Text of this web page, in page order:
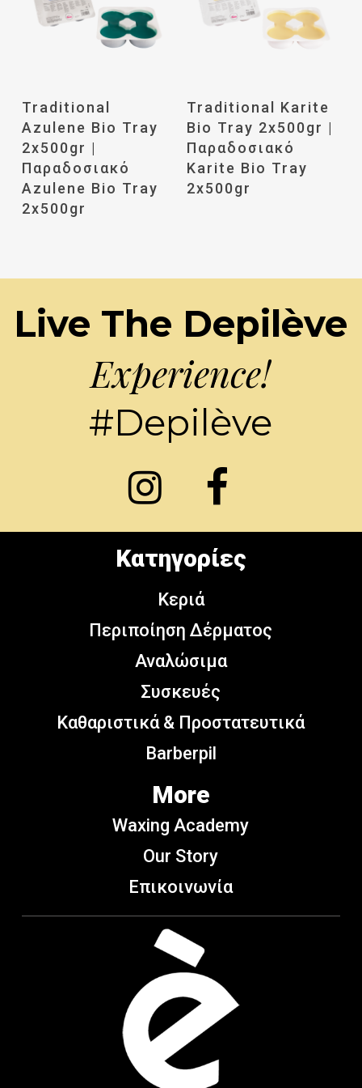
Διαβάστε
Περισσότερα
Traditional
Azulene Bio Tray
2x500gr |
Παραδοσιακό
Azulene Bio Tray
2x500gr
Διαβάστε
Traditional Karite
Bio Tray 2x500gr |
Παραδοσιακό
Karite Bio Tray
2x500gr
Live The Depilève
Experience!
#Depilève
Κατηγορίες
Κεριά
Περιποίηση Δέρματος
Αναλώσιμα
Συσκευές
Καθαριστικά & Προστατευτικά
Barberpil
More
Waxing Academy
Our Story
Επικοινωνία